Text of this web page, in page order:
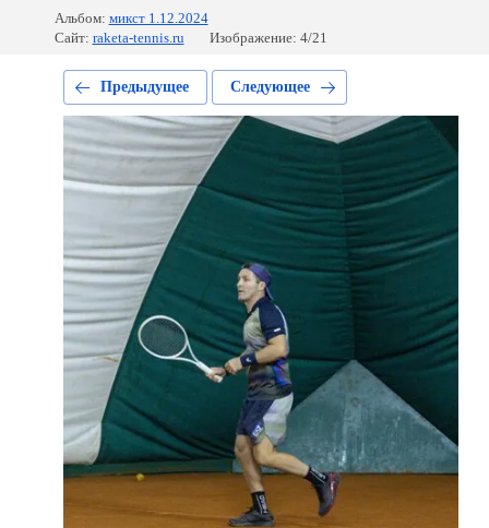
Альбом: микст 1.12.2024
Сайт: raketa-tennis.ru Изображение: 4/21
Предыдущее Следующее